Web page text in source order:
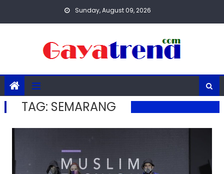
Sunday, August 09, 2026
TAG: SEMARANG